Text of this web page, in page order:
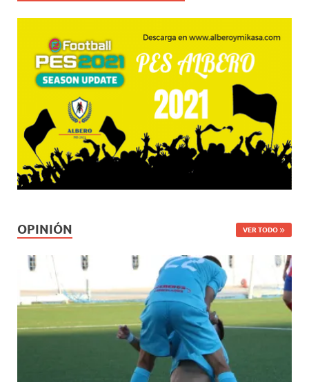
OPINIÓN VER TODO